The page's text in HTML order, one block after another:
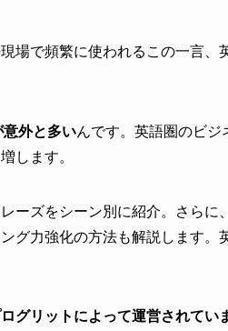
場で頻繁に使われるこの一言、
外と多いんです。英語圏のビ
します。
ーズをシーン別に紹介。さらに
グ力強化の方法も解説します。
グリットによって運営されてい